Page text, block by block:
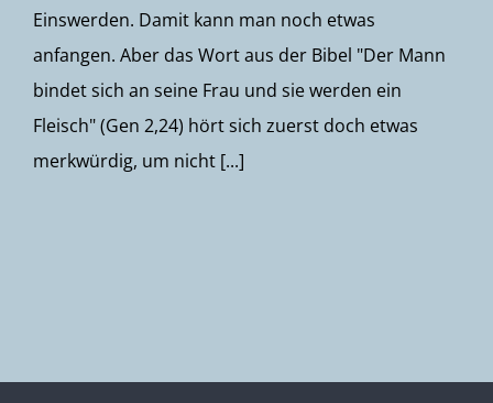
Einswerden. Damit kann man noch etwas
anfangen. Aber das Wort aus der Bibel "Der Mann
bindet sich an seine Frau und sie werden ein
Fleisch" (Gen 2,24) hört sich zuerst doch etwas
merkwürdig, um nicht [...]